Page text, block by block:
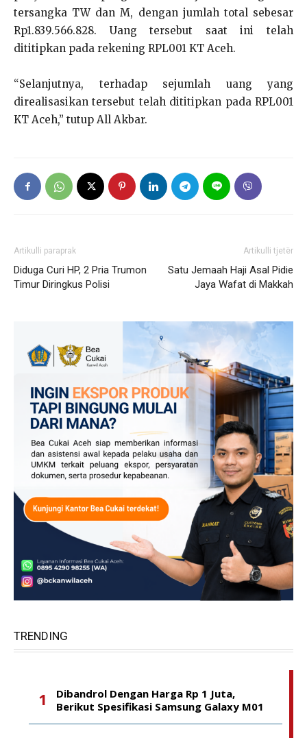
tersangka TW dan M, dengan jumlah total sebesar
Rp1.839.566.828. Uang tersebut saat ini telah
dititipkan pada rekening RPL001 KT Aceh.
“Selanjutnya, terhadap sejumlah uang yang
direalisasikan tersebut telah dititipkan pada RPL001
KT Aceh,” tutup All Akbar.
Artikulli paraprak
Diduga Curi HP, 2 Pria Trumon
Timur Diringkus Polisi
Artikulli tjetër
Satu Jemaah Haji Asal Pidie
Jaya Wafat di Makkah
TRENDING
Dibandrol Dengan Harga Rp 1 Juta,
Berikut Spesifikasi Samsung Galaxy M01